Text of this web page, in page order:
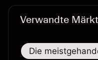
Verwandte
Die